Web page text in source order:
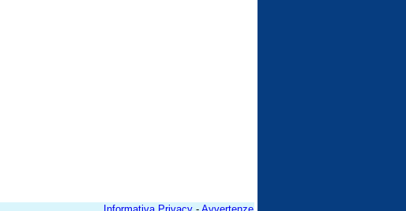
Informativa Privacy - Avvertenze